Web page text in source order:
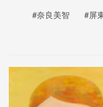
#奈良美智 #屏